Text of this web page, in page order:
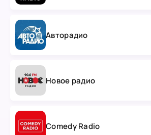
Авторадио
Новое радио
Comedy Radio